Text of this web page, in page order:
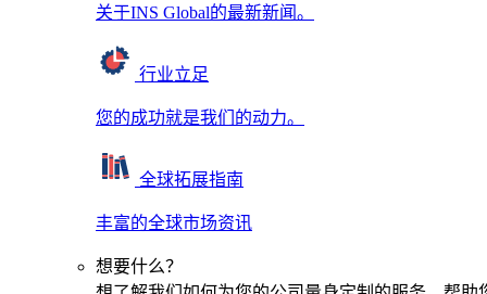
关于INS Global的最新新闻。
行业立足
您的成功就是我们的动力。
全球拓展指南
丰富的全球市场资讯
想要什么？